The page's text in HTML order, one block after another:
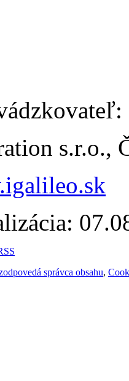
s.r.o.,
správca obsahu,